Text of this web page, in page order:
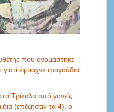
που ονομάστηκε
έφτιαχνε τραγούδια
Τρίκαλα από γονείς
(επέζησαν τα 4), ο